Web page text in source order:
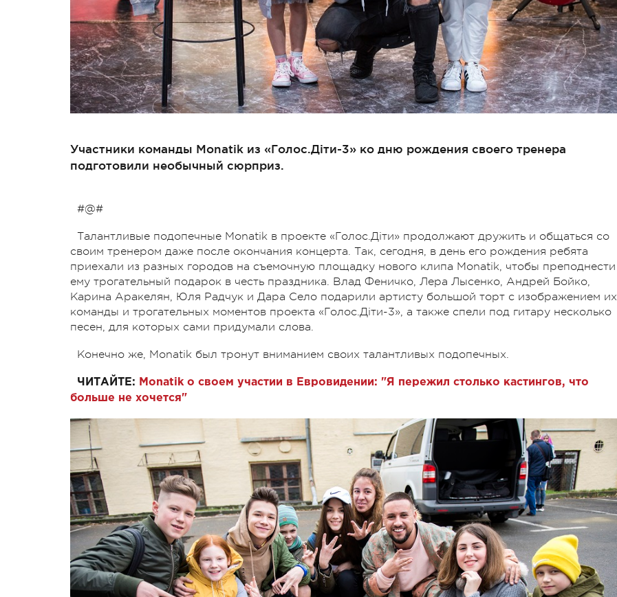
Участники команды Monatik из «Голос.Діти-3» ко дню рождения своего тренера
подготовили необычный сюрприз.
#@#
Талантливые подопечные Monatik в проекте «Голос.Діти» продолжают дружить и общаться со
своим тренером даже после окончания концерта. Так, сегодня, в день его рождения ребята
приехали из разных городов на съемочную площадку нового клипа Monatik, чтобы преподнести
ему трогательный подарок в честь праздника. Влад Феничко, Лера Лысенко, Андрей Бойко,
Карина Аракелян, Юля Радчук и Дара Село подарили артисту большой торт с изображением их
команды и трогательных моментов проекта «Голос.Діти-3», а также спели под гитару несколько
песен, для которых сами придумали слова.
Конечно же, Monatik был тронут вниманием своих талантливых подопечных.
ЧИТАЙТЕ: Monatik о своем участии в Евровидении: "Я пережил столько кастингов, что
больше не хочется"